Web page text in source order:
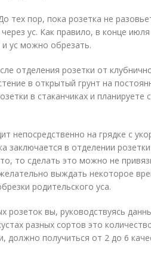
тех пор, пока розетка не
ус. Как правило, в конце
ус можно обрезать.
отделения розетки от
в открытый грунт на
в стаканчиках и планируете
непосредственно на грядке с
заключается в отделении
то сделать это можно не
выждать некоторое
родительского уса.
розеток вы, руководствуясь
разных сортов это
должно получиться от 2 до 6